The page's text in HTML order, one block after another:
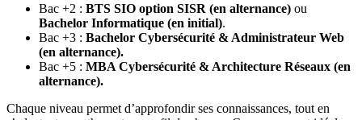
Bac +2 : BTS SIO option SISR (en alternance) ou
Bachelor Informatique (en initial).
Bac +3 : Bachelor Cybersécurité & Administrateur Web
(en alternance).
Bac +5 : MBA Cybersécurité & Architecture Réseaux (en
alternance).
Chaque niveau permet d’approfondir ses connaissances, tout en